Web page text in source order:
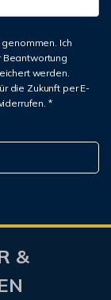
Ich
Beantwortung
werden.
die Zukunft per E-
*
&